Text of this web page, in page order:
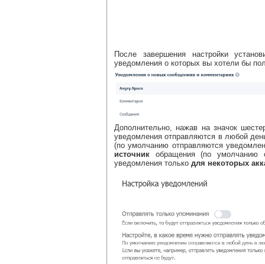
После завершения настройки
уведомления о которых вы хотели бы
Дополнительно, нажав на значок
уведомления отправляются в любой
(по умолчанию отправляются
источник обращения (по умолчанию
уведомления только для некоторых